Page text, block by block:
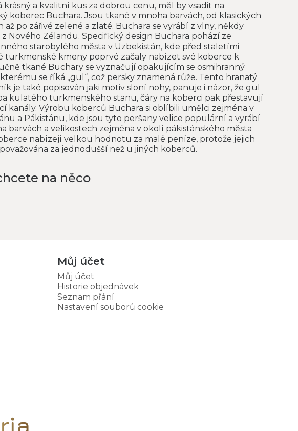
krásný a kvalitní kus za dobrou cenu, měl by vsadit na
koberec Buchara. Jsou tkané v mnoha barvách, od klasických
až po zářivé zelené a zlaté. Buchara se vyrábí z vlny, někdy
Nového Zélandu. Specifický design Buchara pohází ze
starobylého města v Uzbekistán, kde před staletími
turkmenské kmeny poprvé začaly nabízet své koberce k
tkané Buchary se vyznačují opakujícím se osmihranný
se říká „gul“, což persky znamená růže. Tento hranatý
je také popisován jaki motiv sloní nohy, panuje i názor, že gul
kulatého turkmenského stanu, čáry na koberci pak přestavují
kanály. Výrobu koberců Buchara si oblíbili umělci zejména v
a Pákistánu, kde jsou tyto peršany velice populární a vyrábí
barvách a velikostech zejména v okolí pákistánského města
nabízejí velkou hodnotu za malé peníze, protože jejich
za jednodušší než u jiných koberců.
na něco
Můj účet
Můj účet
Historie objednávek
Seznam přání
Nastavení souborů cookie